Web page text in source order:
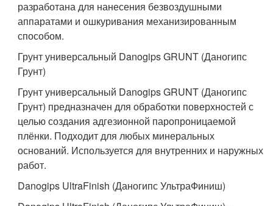
разработана для нанесения безвоздушными
аппаратами и ошкуривания механизированным
способом.
Грунт универсальный Danogips GRUNT (Даногипс
Грунт)
Грунт универсальный Danogips GRUNT (Даногипс
Грунт) предназначен для обработки поверхностей с
целью создания адгезионной паропроницаемой
плёнки. Подходит для любых минеральных
оснований. Используется для внутренних и наружных
работ.
Danogips UltraFinish (Даногипс УльтраФиниш)